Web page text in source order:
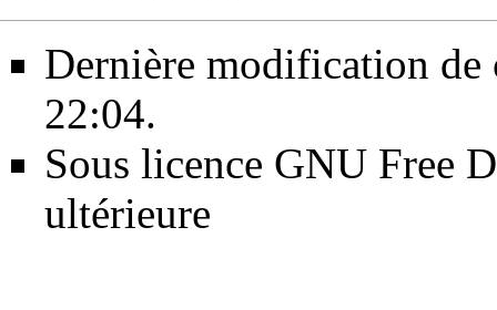
Dernière modification de
22:04.
Sous licence GNU Free
ultérieure